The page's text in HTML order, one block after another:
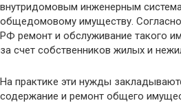
внутридомовым инженерным
общедомовому имуществу.
РФ ремонт и обслуживание такого
за счет собственников жилых и
На практике эти нужды
содержание и ремонт общего